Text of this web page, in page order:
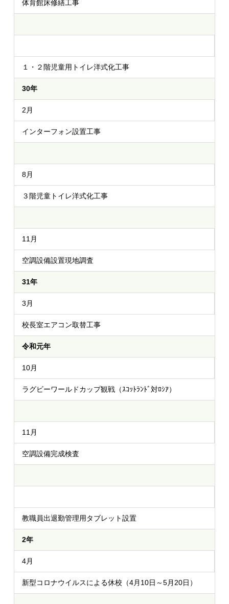
体育館床修繕工事
１・２階児童用トイレ洋式化工事
30年
2月
インターフォン設置工事
8月
３階児童トイレ洋式化工事
11月
空調設備設置現地調査
31年
3月
校長室エアコン取替工事
令和元年
10月
ラグビーワールドカップ観戦（ｽｺｯﾄﾗﾝﾄﾞ対ﾛｼｱ）
11月
空調設備完成検査
教職員出退勤管理用タブレット設置
2年
4月
新型コロナウイルスによる休校（4月10日～5月20日）